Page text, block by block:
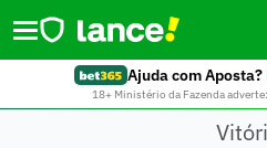
Ajuda com Aposta?
18+ Ministério da Fazenda